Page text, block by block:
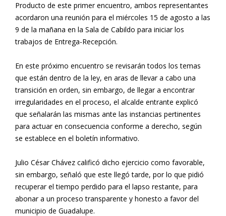
Producto de este primer encuentro, ambos representantes
acordaron una reunión para el miércoles 15 de agosto a las
9 de la mañana en la Sala de Cabildo para iniciar los
trabajos de Entrega-Recepción.
En este próximo encuentro se revisarán todos los temas
que están dentro de la ley, en aras de llevar a cabo una
transición en orden, sin embargo, de llegar a encontrar
irregularidades en el proceso, el alcalde entrante explicó
que señalarán las mismas ante las instancias pertinentes
para actuar en consecuencia conforme a derecho, según
se establece en el boletín informativo.
Julio César Chávez calificó dicho ejercicio como favorable,
sin embargo, señaló que este llegó tarde, por lo que pidió
recuperar el tiempo perdido para el lapso restante, para
abonar a un proceso transparente y honesto a favor del
municipio de Guadalupe.